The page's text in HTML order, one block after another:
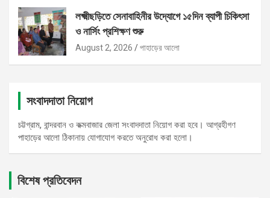
লক্ষ্মীছড়িতে সেনাবাহিনীর উদ্যোগে ১৫দিন ব্যাপী চিকিৎসা
ও নার্সিং প্রশিক্ষণ শুরু
August 2, 2026 পাহাড়ের আলো
সংবাদদাতা নিয়োগ
চট্টগ্রাম, বান্দরবান ও কক্মবাজার জেলা সংবাদদাতা নিয়োগ করা হবে। আগ্রহীগণ
পাহাড়ের আলো ঠিকানায় যোগাযোগ করতে অনুরোধ করা হলো।
বিশেষ প্রতিবেদন